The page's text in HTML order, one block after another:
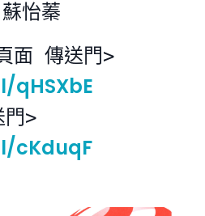
怡蓁
面 傳送門>
門>
cKduqF